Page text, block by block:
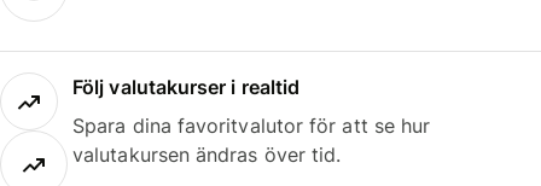
Följ valutakurser i realtid
Spara dina favoritvalutor för att se hur
valutakursen ändras över tid.